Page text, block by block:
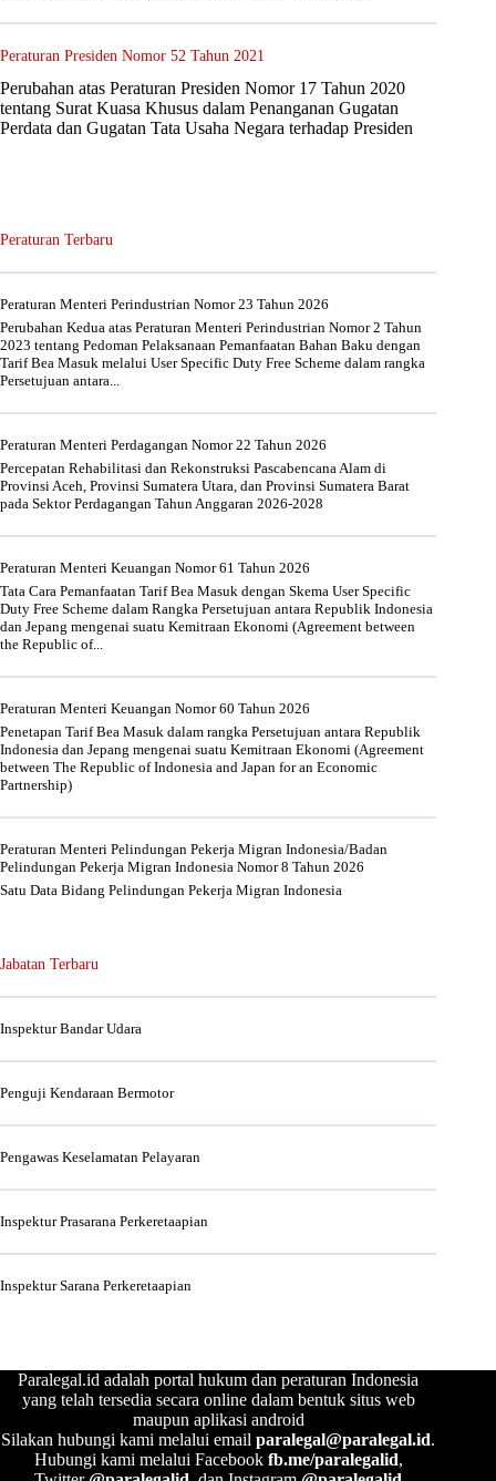
Peraturan Presiden Nomor 52 Tahun 2021
Perubahan atas Peraturan Presiden Nomor 17 Tahun 2020
tentang Surat Kuasa Khusus dalam Penanganan Gugatan
Perdata dan Gugatan Tata Usaha Negara terhadap Presiden
Peraturan Terbaru
Peraturan Menteri Perindustrian Nomor 23 Tahun 2026
Perubahan Kedua atas Peraturan Menteri Perindustrian Nomor 2 Tahun
2023 tentang Pedoman Pelaksanaan Pemanfaatan Bahan Baku dengan
Tarif Bea Masuk melalui User Specific Duty Free Scheme dalam rangka
Persetujuan antara...
Peraturan Menteri Perdagangan Nomor 22 Tahun 2026
Percepatan Rehabilitasi dan Rekonstruksi Pascabencana Alam di
Provinsi Aceh, Provinsi Sumatera Utara, dan Provinsi Sumatera Barat
pada Sektor Perdagangan Tahun Anggaran 2026-2028
Peraturan Menteri Keuangan Nomor 61 Tahun 2026
Tata Cara Pemanfaatan Tarif Bea Masuk dengan Skema User Specific
Duty Free Scheme dalam Rangka Persetujuan antara Republik Indonesia
dan Jepang mengenai suatu Kemitraan Ekonomi (Agreement between
the Republic of...
Peraturan Menteri Keuangan Nomor 60 Tahun 2026
Penetapan Tarif Bea Masuk dalam rangka Persetujuan antara Republik
Indonesia dan Jepang mengenai suatu Kemitraan Ekonomi (Agreement
between The Republic of Indonesia and Japan for an Economic
Partnership)
Peraturan Menteri Pelindungan Pekerja Migran Indonesia/Badan
Pelindungan Pekerja Migran Indonesia Nomor 8 Tahun 2026
Satu Data Bidang Pelindungan Pekerja Migran Indonesia
Jabatan Terbaru
Inspektur Bandar Udara
Penguji Kendaraan Bermotor
Pengawas Keselamatan Pelayaran
Inspektur Prasarana Perkeretaapian
Inspektur Sarana Perkeretaapian
Paralegal.id adalah portal hukum dan peraturan Indonesia
yang telah tersedia secara online dalam bentuk situs web
maupun aplikasi android
Silakan hubungi kami melalui emailparalegal@paralegal.id.
Hubungi kami melalui Facebook fb.me/paralegalid,